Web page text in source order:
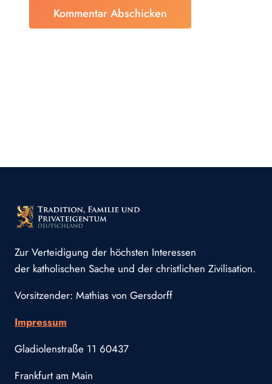
Zur Verteidigung der höchsten Interessen
der katholischen Sache und der christlichen Zivilisation.
Vorsitzender: Mathias von Gersdorff
Impressum
Gladiolenstraße 11 60437
Frankfurt am Main